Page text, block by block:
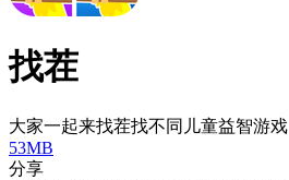
找茬
大家一起来找茬找不同儿童益智游戏
53MB
分享